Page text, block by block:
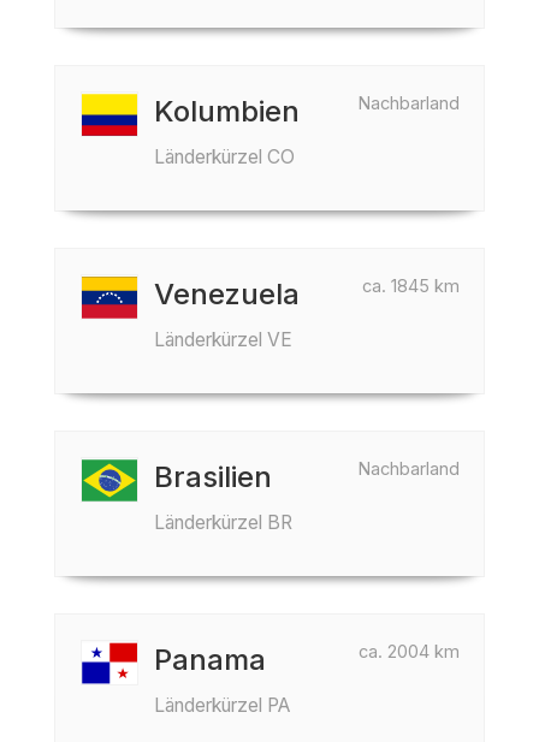
Nachbarland
Kolumbien
Länderkürzel CO
ca. 1845 km
Venezuela
Länderkürzel VE
Nachbarland
Brasilien
Länderkürzel BR
ca. 2004 km
Panama
Länderkürzel PA